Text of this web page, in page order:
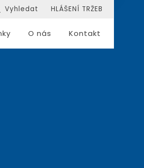
O nás Kontakt
HLÁŠENÍ TRŽEB